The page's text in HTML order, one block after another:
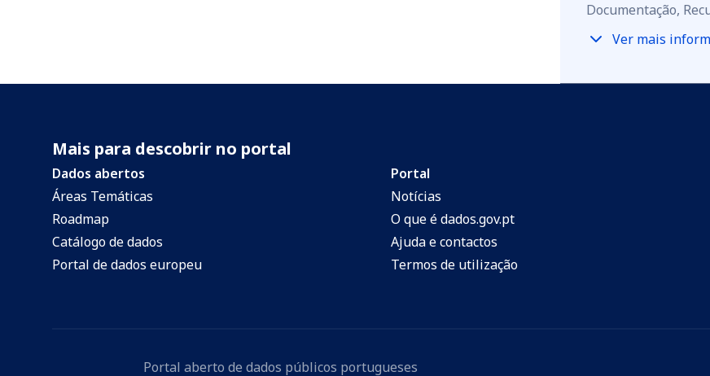
Documentação,
Ver mais
Mais para descobrir no portal
Dados abertos
Áreas Temáticas
Roadmap
Catálogo de dados
Portal de dados europeu
Portal
Notícias
O que é dados.gov.pt
Ajuda e contactos
Termos de utilização
Portal aberto de dados públicos portugueses